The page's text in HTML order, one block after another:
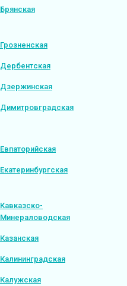
Брянская
Грозненская
Дербентская
Дзержинская
Димитровградская
Евпаторийская
Екатеринбургская
Кавказско-
Минераловодская
Казанская
Калининградская
Калужская